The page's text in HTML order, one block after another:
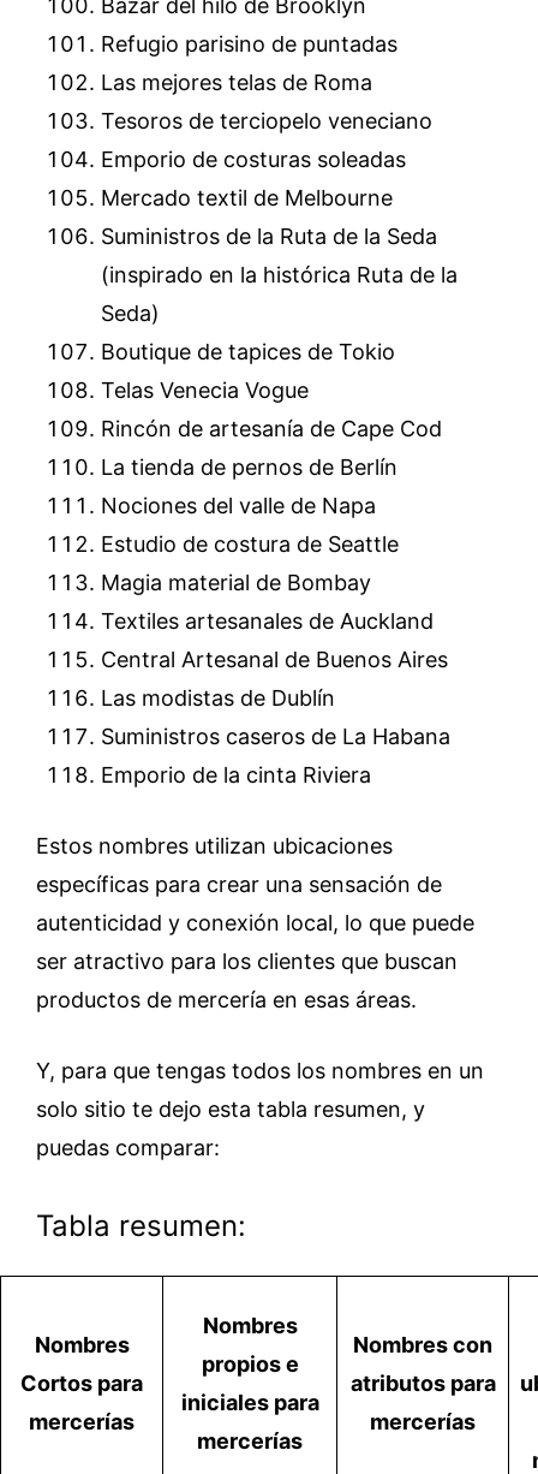
Refugio parisino de puntadas
Las mejores telas de Roma
Tesoros de terciopelo veneciano
Emporio de costuras soleadas
Mercado textil de Melbourne
Suministros de la Ruta de la Seda
(inspirado en la histórica Ruta de la
Seda)
Boutique de tapices de Tokio
Telas Venecia Vogue
Rincón de artesanía de Cape Cod
La tienda de pernos de Berlín
Nociones del valle de Napa
Estudio de costura de Seattle
Magia material de Bombay
Textiles artesanales de Auckland
Central Artesanal de Buenos Aires
Las modistas de Dublín
Suministros caseros de La Habana
Emporio de la cinta Riviera
Estos nombres utilizan ubicaciones
específicas para crear una sensación de
autenticidad y conexión local, lo que puede
ser atractivo para los clientes que buscan
productos de mercería en esas áreas.
Y, para que tengas todos los nombres en un
solo sitio te dejo esta tabla resumen, y
puedas comparar:
Tabla resumen:
Nombres
Cortos para
mercerías
Nombres
propios e
iniciales para
mercerías
Nombres con
atributos para
mercerías